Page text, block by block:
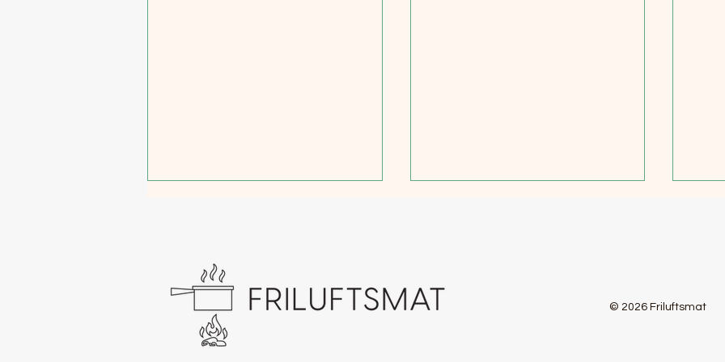
Bakt fenikkel med hvitløk, sitron og
© 2026 Friluftsmat